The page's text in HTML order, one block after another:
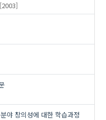
[2003]
야 창의성에 대한 학습과정